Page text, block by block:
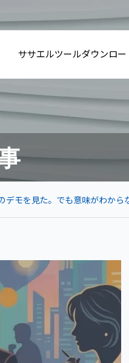
ササエルツールダウンロー
モを見た。でも意味がわから